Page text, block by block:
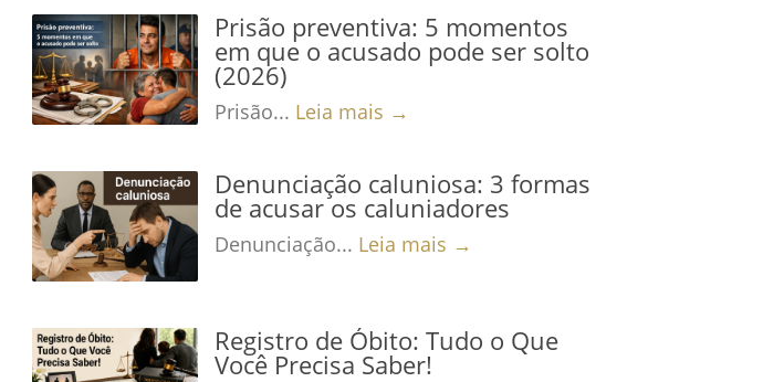
Prisão preventiva: 5 momentos
em que o acusado pode ser solto
(2026)
Prisão... Leia mais →
Denunciação caluniosa: 3 formas
de acusar os caluniadores
Denunciação... Leia mais →
Registro de Óbito: Tudo o Que
Você Precisa Saber!